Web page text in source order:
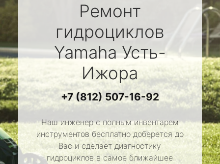
Ремонт
гидроциклов
YamahaУсть-
Ижора
+7 (812) 507-16-92
Наш инженер с полным инвентарем
инструментов бесплатно доберется до
Вас и сделает диагностику
гидроциклов в самое ближайшее